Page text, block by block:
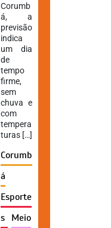
Corumb
á, a
previsão
indica
um dia
de
tempo
firme,
sem
chuva e
com
tempera
turas […]
Corumb
á
Esporte
s Meio